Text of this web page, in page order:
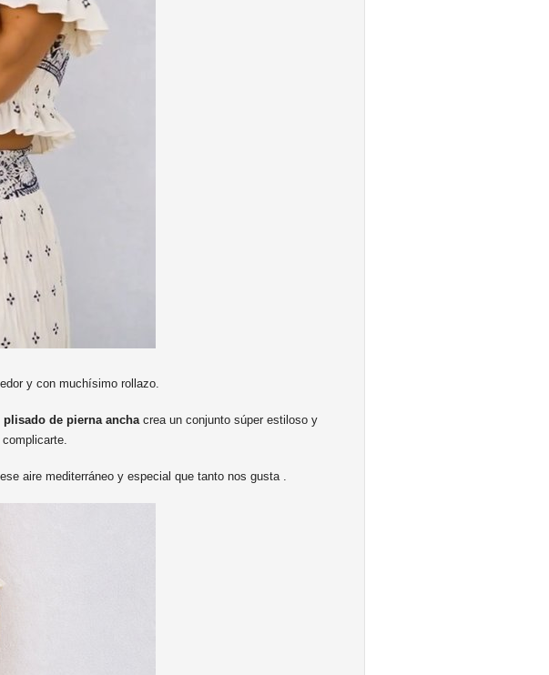
y con muchísimo rollazo.
de pierna anchacrea un conjunto súper estiloso y
aire mediterráneo y especial que tanto nos gusta .